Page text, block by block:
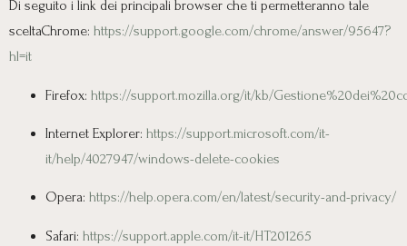
Di seguito i link dei principali browser che ti permetteranno tale
sceltaChrome: https://support.google.com/chrome/answer/95647?
hl=it
Firefox: https://support.mozilla.org/it/kb/
Internet Explorer: https://support.microsoft.com/it-
it/help/4027947/windows-delete-cookies
Opera: https://help.opera.com/en/latest/security-and-privacy/
Safari: https://support.apple.com/it-it/HT201265